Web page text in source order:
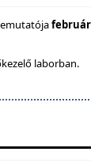
február
laborban.